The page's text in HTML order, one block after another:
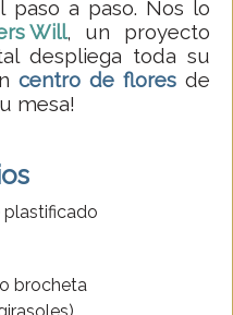
paso a paso. Nos lo
Will, un proyecto
despliega toda su
centro de flores de
mesa!
plastificado
brocheta